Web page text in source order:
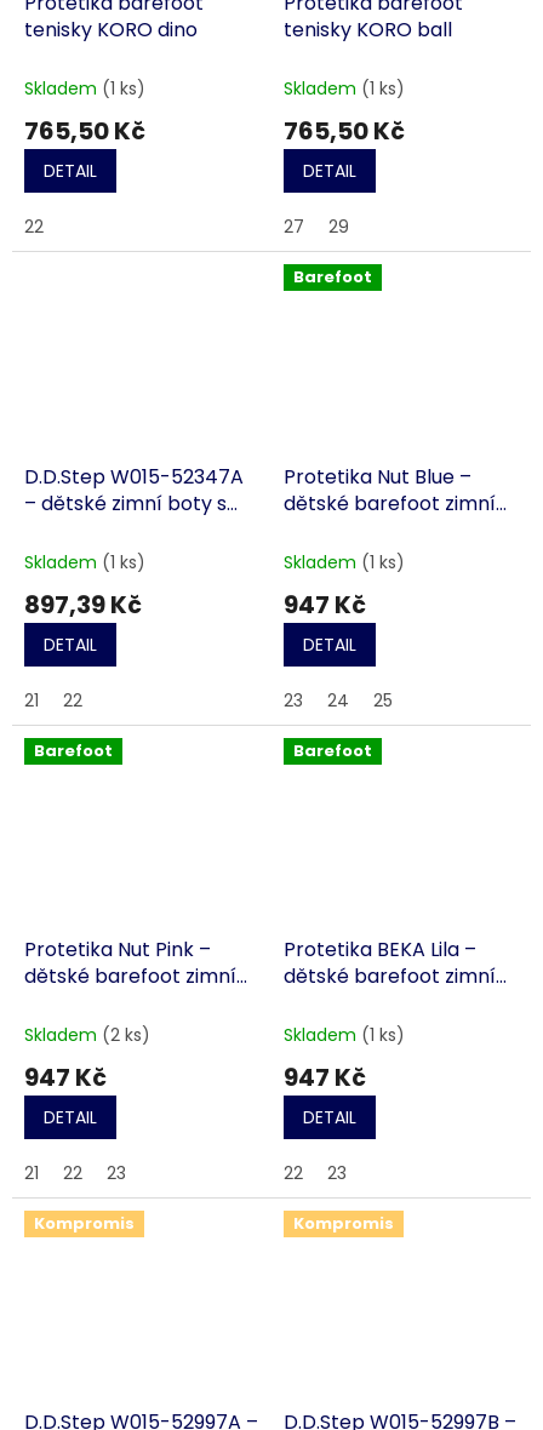
tenisky KORO dino
Skladem (1 ks)
765,50 Kč
DETAIL
22
tenisky KORO ball
Skladem (1 ks)
765,50 Kč
DETAIL
27 29
D.D.Step W015-52347A
– dětské zimní boty s
Blue
Skladem (1 ks)
897,39 Kč
DETAIL
21 22
Barefoot
Protetika Nut Blue –
dětské barefoot zimní
modré
Skladem (1 ks)
947 Kč
DETAIL
23 24 25
Barefoot
Protetika Nut Pink –
dětské barefoot zimní
Skladem (2 ks)
947 Kč
DETAIL
21 22 23
Barefoot
Protetika BEKA Lila –
dětské barefoot zimní
Skladem (1 ks)
947 Kč
DETAIL
22 23
Kompromis
D.D.Step W015-52997A –
Kompromis
D.D.Step W015-52997B –